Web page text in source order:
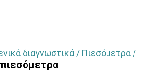
διαγνωστικά / Πιεσόμετρα /